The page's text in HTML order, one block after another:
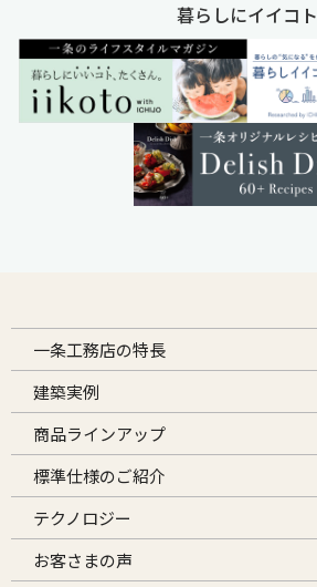
暮らしにイイコト
一条工務店の特長
建築実例
商品ラインアップ
標準仕様のご紹介
テクノロジー
お客さまの声